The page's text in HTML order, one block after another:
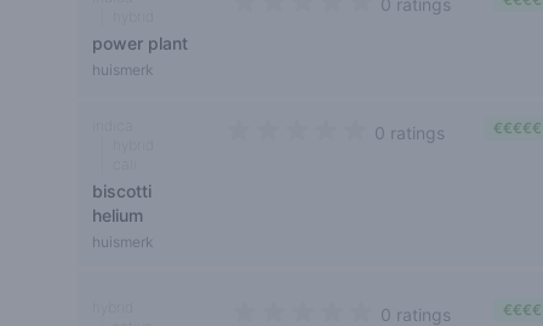
power plant
huismerk
biscotti
helium
huismerk
0 ratings €€€€€
0 ratings €€€€